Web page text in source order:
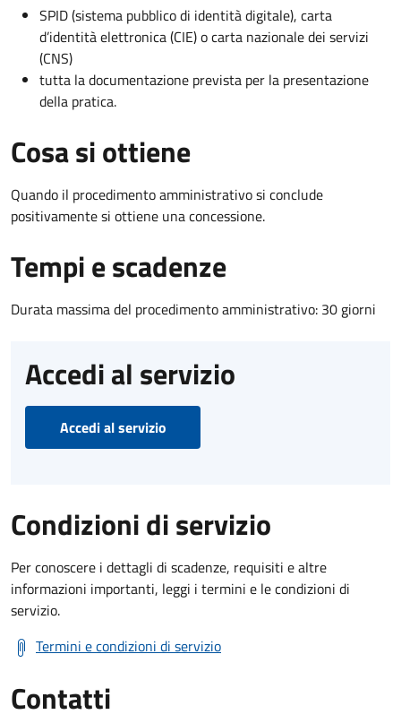
SPID (sistema pubblico di identità digitale), carta
d’identità elettronica (CIE) o carta nazionale dei servizi
(CNS)
tutta la documentazione prevista per la presentazione
della pratica.
Cosa si ottiene
Quando il procedimento amministrativo si conclude
positivamente si ottiene una concessione.
Tempi e scadenze
Durata massima del procedimento amministrativo: 30 giorni
Accedi al servizio
Accedi al servizio
Condizioni di servizio
Per conoscere i dettagli di scadenze, requisiti e altre
informazioni importanti, leggi i termini e le condizioni di
servizio.
Termini e condizioni di servizio
Contatti